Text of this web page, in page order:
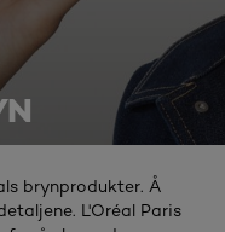
brynprodukter. Å
L'Oréal Paris